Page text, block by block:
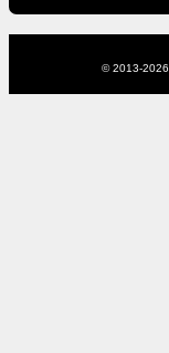
© 2013-2026